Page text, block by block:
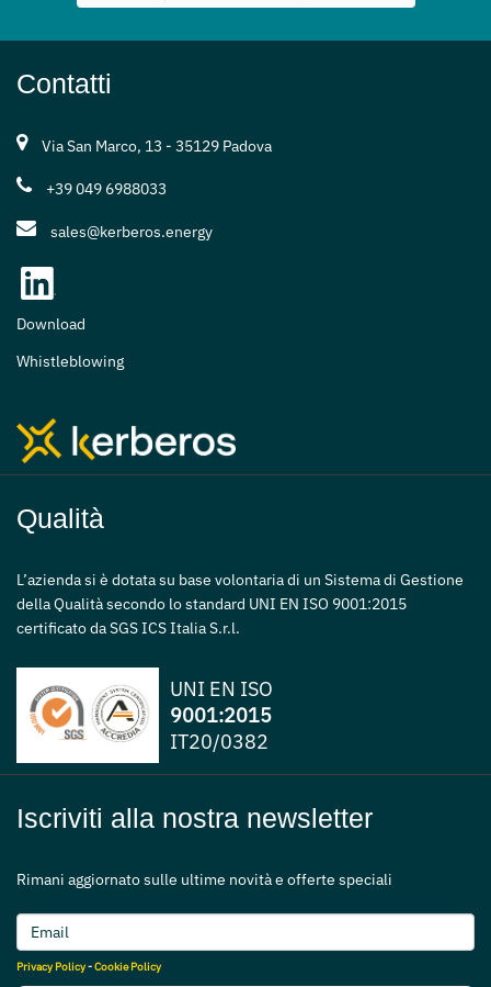
Contatti
Via San Marco, 13 - 35129 Padova
+39 049 6988033
sales@kerberos.energy
Download
Whistleblowing
Qualità
L’azienda si è dotata su base volontaria di un Sistema di Gestione
della Qualità secondo lo standard UNI EN ISO 9001:2015
certificato da SGS ICS Italia S.r.l.
UNI EN ISO
9001:2015
IT20/0382
Iscriviti alla nostra newsletter
Rimani aggiornato sulle ultime novità e offerte speciali
Privacy Policy-Cookie Policy